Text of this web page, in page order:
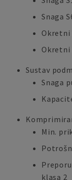
Snaga
Okretni
Okretni
Sustav
Snaga
Min.
klasa 2